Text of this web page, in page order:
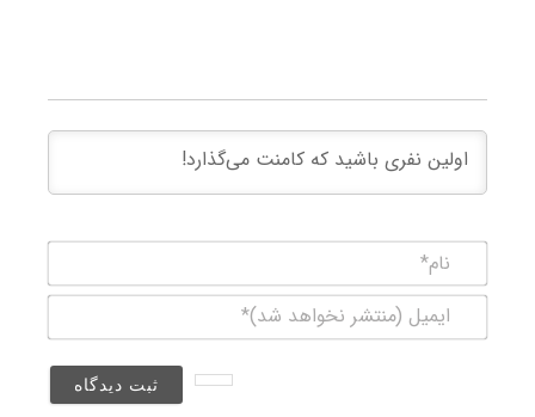
(منتشر